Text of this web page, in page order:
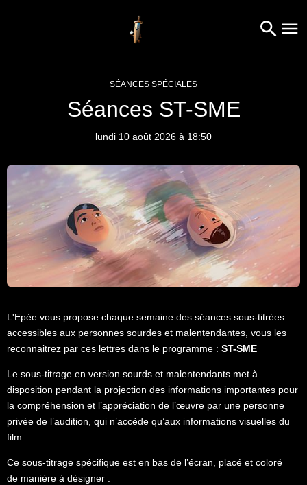
SÉANCES SPÉCIALES
Séances ST-SME
lundi 10 août 2026 à 18:50
L'Epée vous propose chaque semaine des séances sous-titrées
accessibles aux personnes sourdes et malentendantes, vous les
reconnaitrez par ces lettres dans le programme : ST-SME
Le sous-titrage en version sourds et malentendants met à
disposition pendant la projection des informations importantes pour
la compréhension et l’appréciation de l’œuvre par une personne
privée de l’audition, qui n’accède qu’aux informations visuelles du
film.
Ce sous-titrage spécifique est en bas de l’écran, placé et coloré
de manière à désigner :